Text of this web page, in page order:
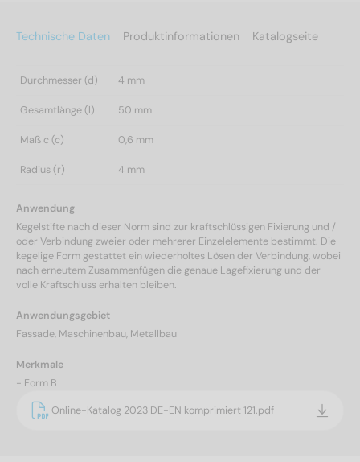
Technische Daten Produktinformationen Katalogseite
Durchmesser (d) 4 mm
Gesamtlänge (l) 50 mm
Maß c (c) 0,6 mm
Radius (r) 4 mm
Anwendung
Kegelstifte nach dieser Norm sind zur kraftschlüssigen Fixierung und /
oder Verbindung zweier oder mehrerer Einzelelemente bestimmt. Die
kegelige Form gestattet ein wiederholtes Lösen der Verbindung, wobei
nach erneutem Zusammenfügen die genaue Lagefixierung und der
volle Kraftschluss erhalten bleiben.
Anwendungsgebiet
Fassade, Maschinenbau, Metallbau
Merkmale
- Form B
Online-Katalog 2023 DE-EN komprimiert 121.pdf